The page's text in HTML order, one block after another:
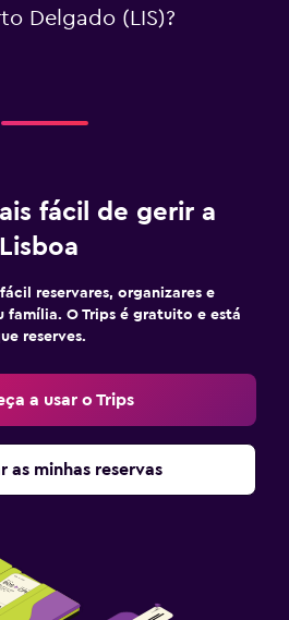
Delgado (LIS)?
fácil de gerir a
reservares, organizares e
família. O Trips é gratuito e está
reserves.
a usar o Trips
as minhas reservas